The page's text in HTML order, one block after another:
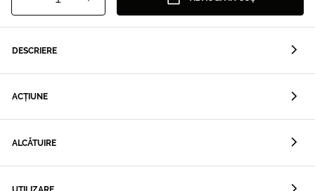
DESCRIERE
ACȚIUNE
ALCĂTUIRE